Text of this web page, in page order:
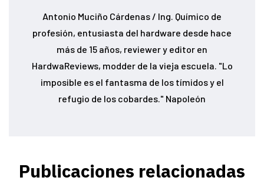
Antonio Muciño Cárdenas / Ing. Químico de
profesión, entusiasta del hardware desde hace
más de 15 años, reviewer y editor en
HardwaReviews, modder de la vieja escuela. "Lo
imposible es el fantasma de los tímidos y el
refugio de los cobardes." Napoleón
Publicaciones relacionadas